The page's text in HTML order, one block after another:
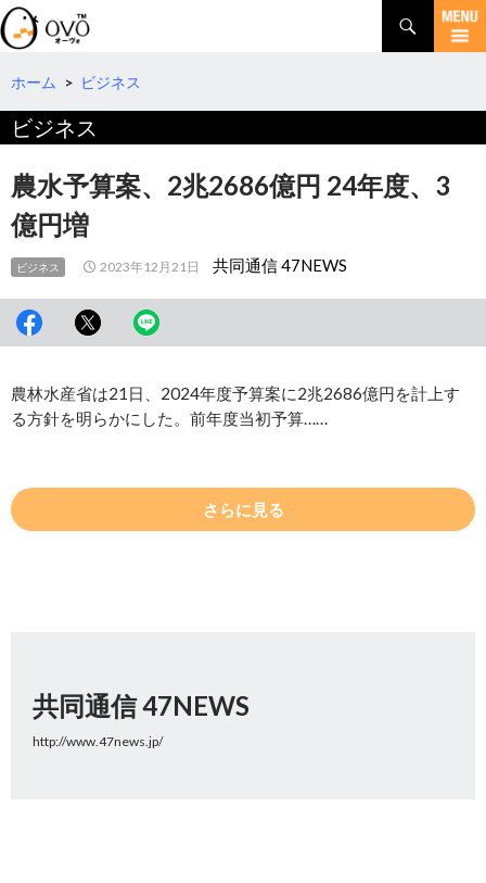
検
索
コ
テ
へ
動
ホーム > ビジネス
ビジネス
農水予算案、2兆2686億円 24年度、3
億円増
ビジネス 2023年12月21日 共同通信 47NEWS
農林水産省は21日、2024年度予算案に2兆2686億円を計上す
る方針を明らかにした。前年度当初予算……
さらに見る
共同通信 47NEWS
http://www.47news.jp/